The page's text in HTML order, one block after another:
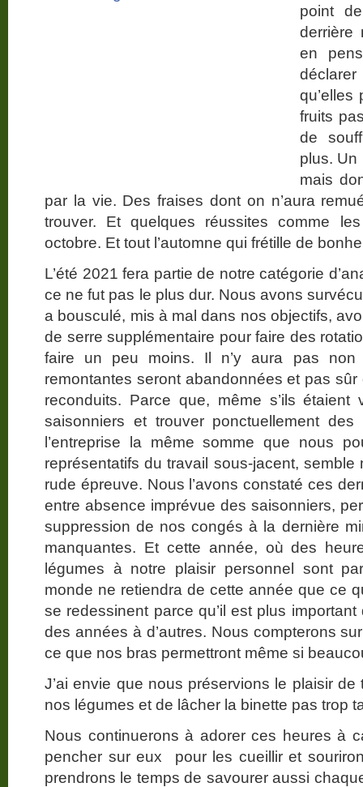
point
derrière
en
fruits
de
plus. Un
mais
par la vie. Des fraises dont on n’aura
trouver. Et quelques réussites comme
octobre. Et tout l’automne qui frétille de
L’été 2021 fera partie de notre catégorie
ce ne fut pas le plus dur. Nous avons
a bousculé, mis à mal dans nos objectifs,
de serre supplémentaire pour faire des
faire un peu moins. Il n’y aura pas
remontantes seront abandonnées et pas
reconduits. Parce que, même s’ils
saisonniers et trouver ponctuellement
l’entreprise la même somme que nous
représentatifs du travail sous-jacent,
rude épreuve. Nous l’avons constaté ces
entre absence imprévue des saisonniers,
suppression de nos congés à la dernière
manquantes. Et cette année, où des
légumes à notre plaisir personnel sont
monde ne retiendra de cette année que ce
se redessinent parce qu’il est plus
des années à d’autres. Nous compterons
ce que nos bras permettront même si
J’ai envie que nous préservions le plaisir
nos légumes et de lâcher la binette pas trop
Nous continuerons à adorer ces heures à
pencher sur eux pour les cueillir et
prendrons le temps de savourer aussi